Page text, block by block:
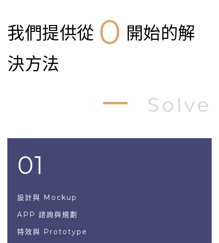
我們提供從 0 開始的解
決方法
Solve
01
設計與 Mockup
APP 諮詢與規劃
特效與 Prototype